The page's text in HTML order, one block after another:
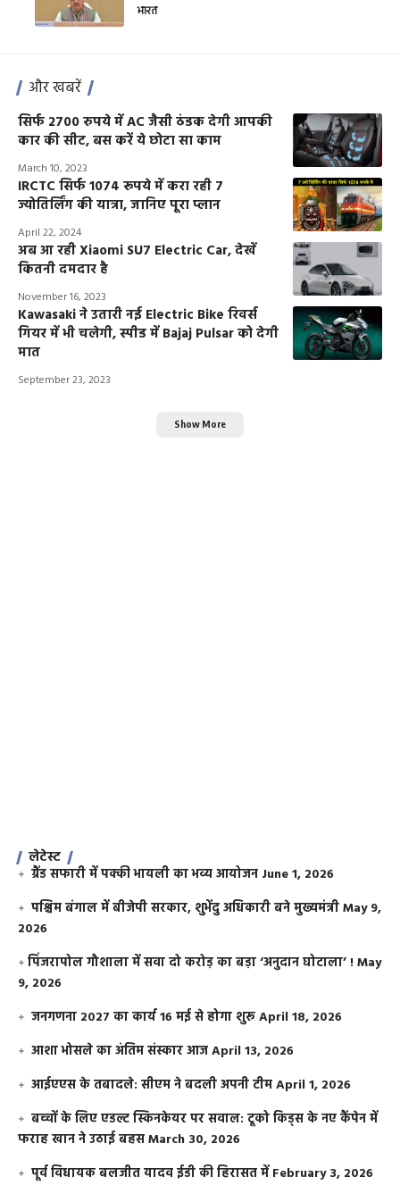
भारत
और खबरें
सिर्फ 2700 रुपये में AC जैसी ठंडक देगी आपकी
कार की सीट, बस करें ये छोटा सा काम
March 10, 2023
IRCTC सिर्फ 1074 रूपये में करा रही 7
ज्योतिर्लिंग की यात्रा, जानिए पूरा प्लान
April 22, 2024
अब आ रही Xiaomi SU7 Electric Car, देखें
कितनी दमदार है
November 16, 2023
Kawasaki ने उतारी नई Electric Bike रिवर्स
गियर में भी चलेगी, स्पीड में Bajaj Pulsar को देगी
मात
September 23, 2023
Show More
लेटेस्ट
ग्रैंड सफारी में पक्की भायली का भव्य आयोजन June 1, 2026
पश्चिम बंगाल में बीजेपी सरकार, शुभेंदु अधिकारी बने मुख्यमंत्रीMay 9,
2026
​पिंजरापोल गौशाला में सवा दो करोड़ का बड़ा ‘अनुदान घोटाला’ !May
9, 2026
जनगणना 2027 का कार्य 16 मई से होगा शुरूApril 18, 2026
आशा भोसले का अंतिम संस्कार आजApril 13, 2026
आईएएस के तबादले: सीएम ने बदली अपनी टीमApril 1, 2026
बच्चों के लिए एडल्ट स्किनकेयर पर सवाल: टूको किड्स के नए कैंपेन में
फराह खान ने उठाई बहसMarch 30, 2026
पूर्व विधायक बलजीत यादव ईडी की हिरासत में February 3, 2026